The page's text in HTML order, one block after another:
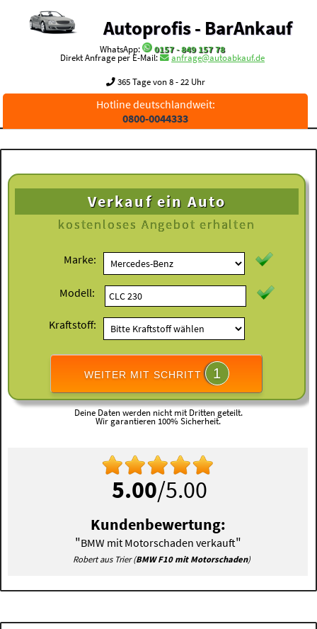
Autoprofis - BarAnkauf
WhatsApp:
0157 - 849 157 78
Direkt Anfrage per E-Mail:
anfrage@autoabkauf.de
365 Tage von 8 - 22 Uhr
Hotline deutschlandweit:
0800-0044333
Verkauf ein Auto
kostenloses Angebot erhalten
Marke:
Modell:
Kraftstoff:
WEITER MIT SCHRITT 1
Deine Daten werden nicht mit Dritten geteilt.
Wir garantieren 100% Sicherheit.
5.00/5.00
Kundenbewertung:
"BMW mit Motorschaden verkauft"
Robert aus Trier (BMW F10 mit Motorschaden)